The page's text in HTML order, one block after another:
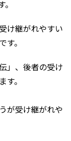
け継がれやすい
。
」、後者の受け
。
が受け継がれや